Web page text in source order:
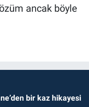
ancak böyle
bir kaz hikayesi